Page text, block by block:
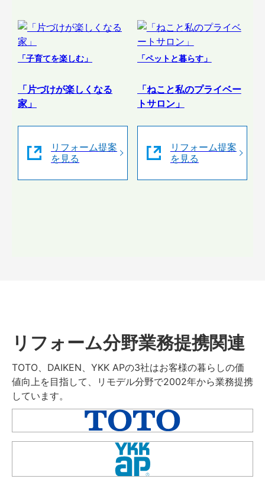
「子育てを楽しむ」
「片づけが楽しくなる
家」
リフォーム提案
を見る
「ペットと暮らす」
「ねこと私のプライベー
トサロン」
リフォーム提案
を見る
リフォーム分野業務提携関連
TOTO、DAIKEN、YKK APの3社はお客様の暮らしの価
値向上を目指して、リモデル分野で2002年から業務提携
しています。